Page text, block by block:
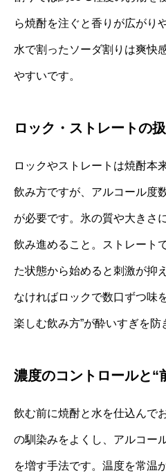
ら焼酎を注ぐと香りが広がり
水で割ったソーダ割りは爽快
やすいです。
ロック・ストレートの
ロックやストレートは焼酎本
飲み方ですが、アルコール度
が必要です。氷の質や大きさ
飲み進めること。ストレート
た状態から始めると刺激が抑
なければロックで数口ずつ味
楽しむ飲み方”が酔いすぎを防
濃度のコントロールと“
飲む前に焼酎と水を仕込んで
の馴染みをよくし、アルコー
を増す手法です。温度を常温